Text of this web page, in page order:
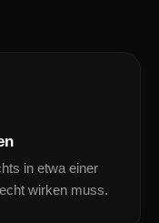
in etwa einer
wirken muss.